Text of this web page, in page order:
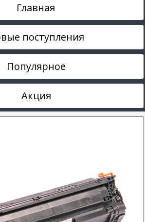
Главная
поступления
Популярное
Акция